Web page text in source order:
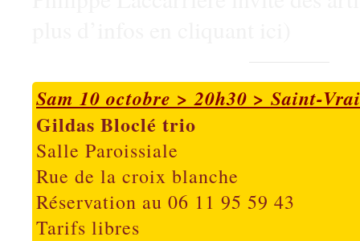
Sam 10 octobre > 20h30 > Saint-
Gildas Bloclé trio
Salle Paroissiale
Rue de la croix blanche
Réservation au 06 11 95 59 43
Tarifs libres